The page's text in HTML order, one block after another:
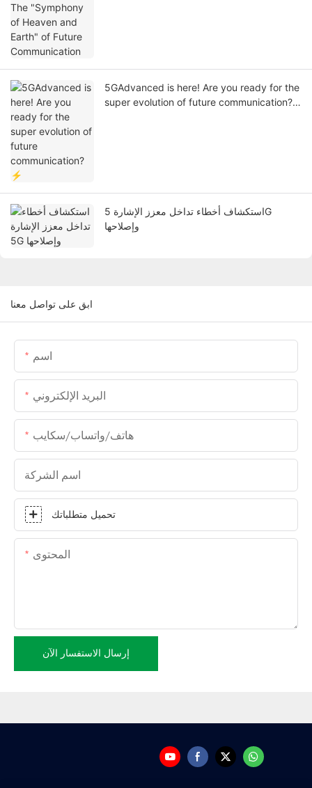
5GAdvanced is here! Are you ready for the
super evolution of future communication?
استكشاف أخطاء تداخل معزز الإشارة 5G
وإصلاحها
ابق على تواصل معنا
اسم
البريد الإلكتروني
هاتف/واتساب/سكايب
اسم الشركة
تحميل متطلباتك
المحتوى
إرسال الاستفسار الآن